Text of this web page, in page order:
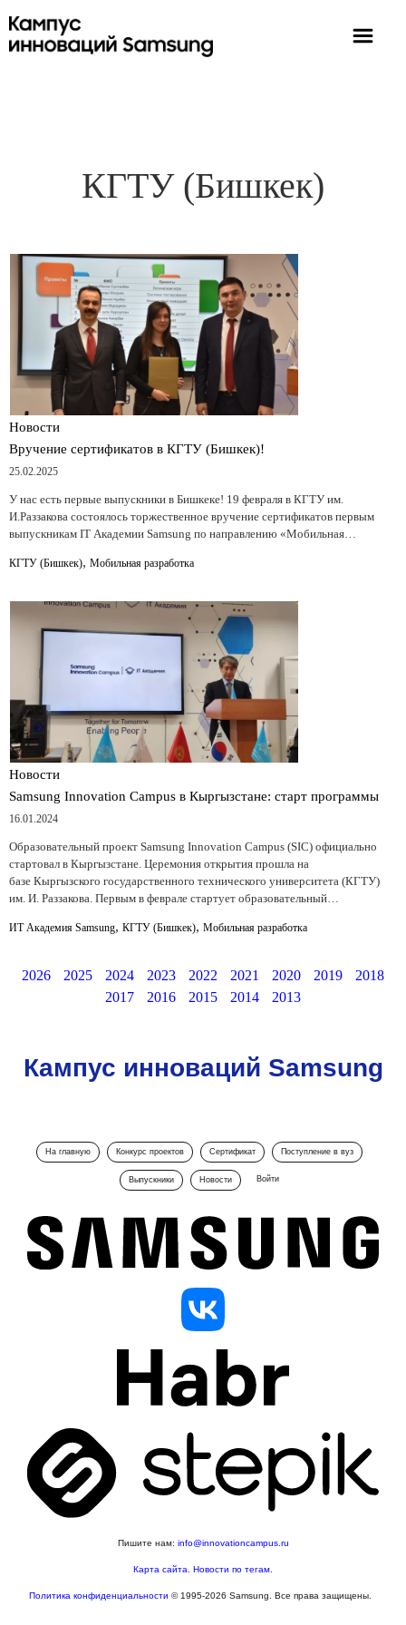
КГТУ (Бишкек)
Новости
Вручение сертификатов в КГТУ (Бишкек)!
25.02.2025
У нас есть первые выпускники в Бишкеке! 19 февраля в КГТУ им.
И.Раззакова состоялось торжественное вручение сертификатов первым
выпускникам IT Академии Samsung по направлению «Мобильная…
КГТУ (Бишкек), Мобильная разработка
Новости
Samsung Innovation Campus в Кыргызстане: старт программы
16.01.2024
Образовательный проект Samsung Innovation Campus (SIC) официально
стартовал в Кыргызстане. Церемония открытия прошла на
базе Кыргызского государственного технического университета (КГТУ)
им. И. Раззакова. Первым в феврале стартует образовательный…
ИТ Академия Samsung, КГТУ (Бишкек), Мобильная разработка
2026 2025 2024 2023 2022 2021 2020 2019
2018
2017
2016 2015 2014 2013
Кампус инноваций Samsung
На главную Конкурс проектов Сертификат Поступление в вуз
Выпускники Новости Войти
Пишите нам: info@innovationcampus.ru
Карта сайта Новости по тегам
Политика конфиденциальности © 1995-2026 Samsung. Все права защищены.